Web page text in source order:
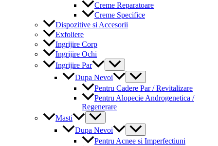
Creme Reparatoare
Creme Specifice
Dispozitive si Accesorii
Exfoliere
Ingrijire Corp
Ingrijire Ochi
Ingrijire Par
Menu
Toggle
Dupa Nevoi
Menu
Toggle
Pentru Cadere Par / Revitalizare
Pentru Alopecie Androgenetica /
Regenerare
Masti
Menu
Toggle
Dupa Nevoi
Menu
Toggle
Pentru Acnee si Imperfectiuni